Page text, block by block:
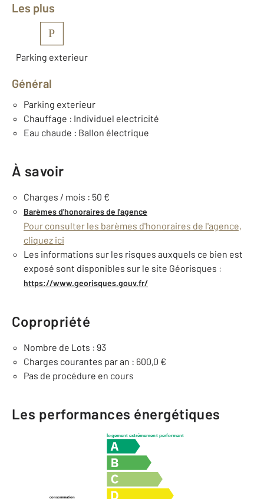
Les plus
P
Parking exterieur
Général
Parking exterieur
Chauffage : Individuel electricité
Eau chaude : Ballon électrique
À savoir
Charges / mois : 50 €
Barèmes d'honoraires de l'agence
Pour consulter les barèmes d'honoraires de l'agence,
cliquez ici
Les informations sur les risques auxquels ce bien est
exposé sont disponibles sur le site Géorisques :
https://www.georisques.gouv.fr/
Copropriété
Nombre de Lots : 93
Charges courantes par an : 600,0 €
Pas de procédure en cours
Les performances énergétiques
logement extrêmement performant
consommation